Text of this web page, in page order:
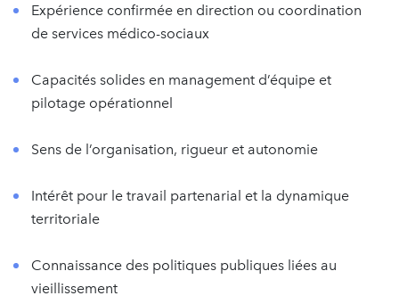
Expérience confirmée en direction ou coordination
de services médico-sociaux
Capacités solides en management d’équipe et
pilotage opérationnel
Sens de l’organisation, rigueur et autonomie
Intérêt pour le travail partenarial et la dynamique
territoriale
Connaissance des politiques publiques liées au
vieillissement